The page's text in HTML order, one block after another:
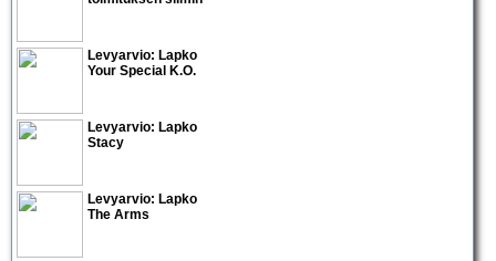
Levyarvio: Lapko
Your Special K.O.
Levyarvio: Lapko
Stacy
Levyarvio: Lapko
The Arms